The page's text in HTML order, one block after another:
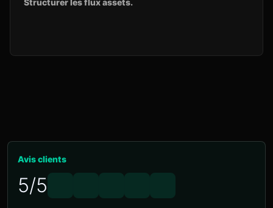
Structurer les flux assets.
Avis clients
5/5